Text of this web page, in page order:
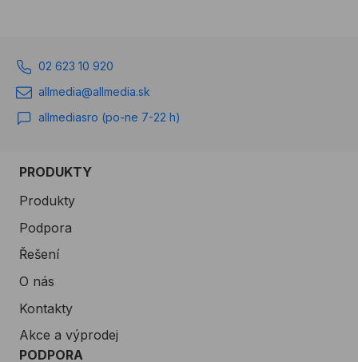
02 623 10 920
allmedia@allmedia.sk
allmediasro (po-ne 7-22 h)
PRODUKTY
Produkty
Podpora
Řešení
O nás
Kontakty
Akce a výprodej
PODPORA